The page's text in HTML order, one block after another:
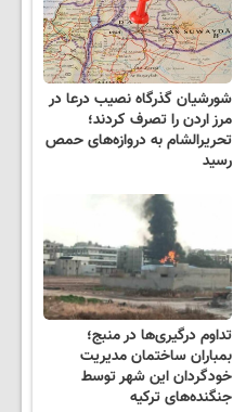
شورشیان گذرگاه نصیب درعا در
مرز اردن را تصرف کردند؛
تحریرالشام به دروازه‌های حمص
رسید
تداوم درگیری‌ها در منبج؛
بمباران ساختمان مدیریت
خودگردان این شهر توسط
جنگنده‌های ترکیه